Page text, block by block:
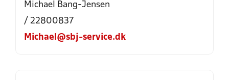
Michael Bang-Jensen
/ 22800837
Michael@sbj-service.dk